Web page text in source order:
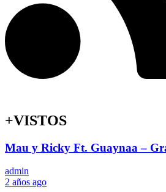
+VISTOS
Mau y Ricky Ft. Guaynaa –
admin
2 años ago